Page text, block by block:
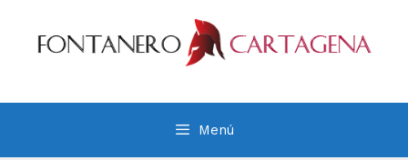
Menú